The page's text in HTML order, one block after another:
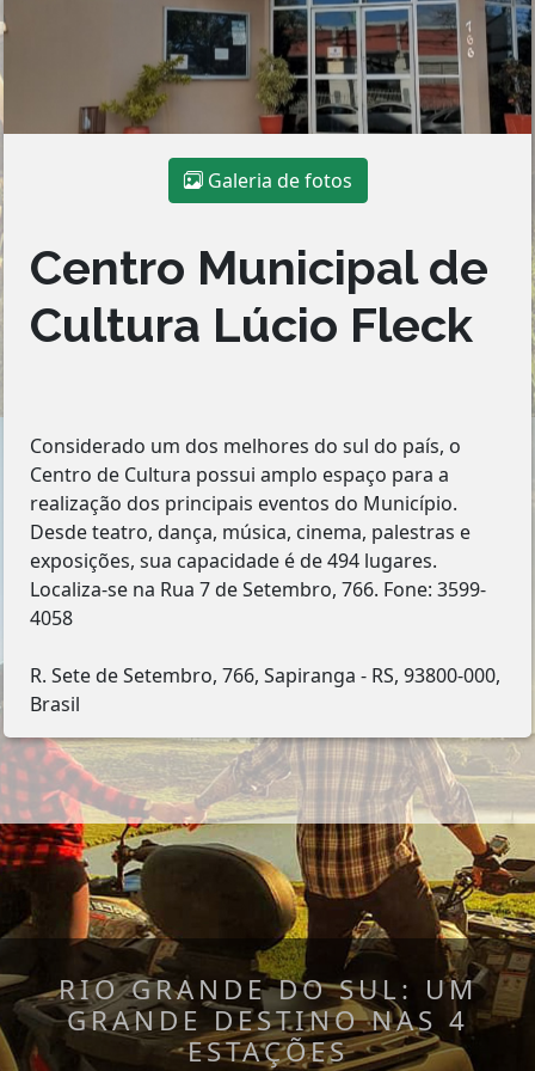
Galeria de fotos
Centro Municipal de
Cultura Lúcio Fleck
Considerado um dos melhores do sul do país, o
Centro de Cultura possui amplo espaço para a
realização dos principais eventos do Município.
Desde teatro, dança, música, cinema, palestras e
exposições, sua capacidade é de 494 lugares.
Localiza-se na Rua 7 de Setembro, 766. Fone: 3599-
4058
R. Sete de Setembro, 766, Sapiranga - RS, 93800-000,
Brasil
RIO GRANDE DO SUL: UM
GRANDE DESTINO NAS 4
ESTAÇÕES